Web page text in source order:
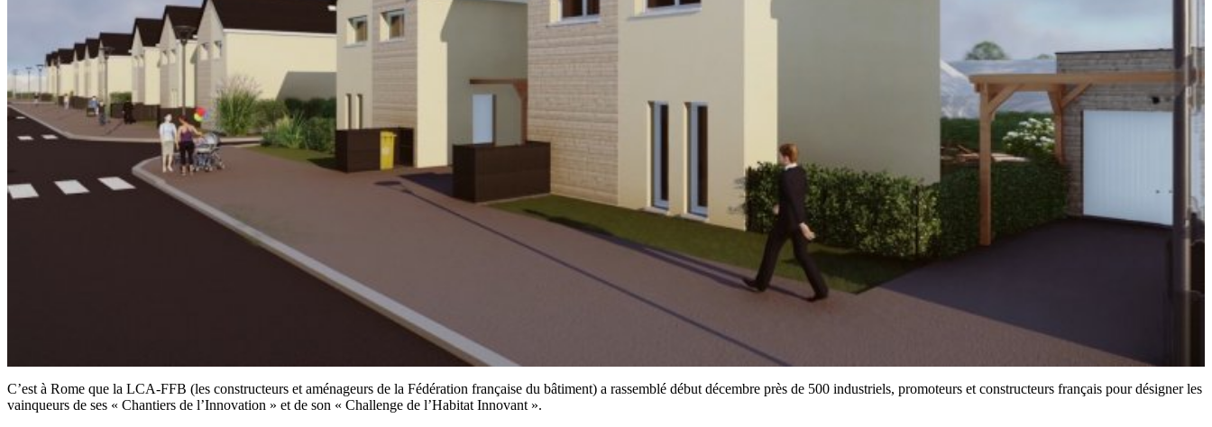
C’est à Rome que la LCA-FFB (les constructeurs et aménageurs de la Fédération française du bâtiment) a rassemblé début décembre près de 500 industriels, promoteurs et constructeurs français pour désigner les
vainqueurs de ses « Chantiers de l’Innovation » et de son « Challenge de l’Habitat Innovant ».